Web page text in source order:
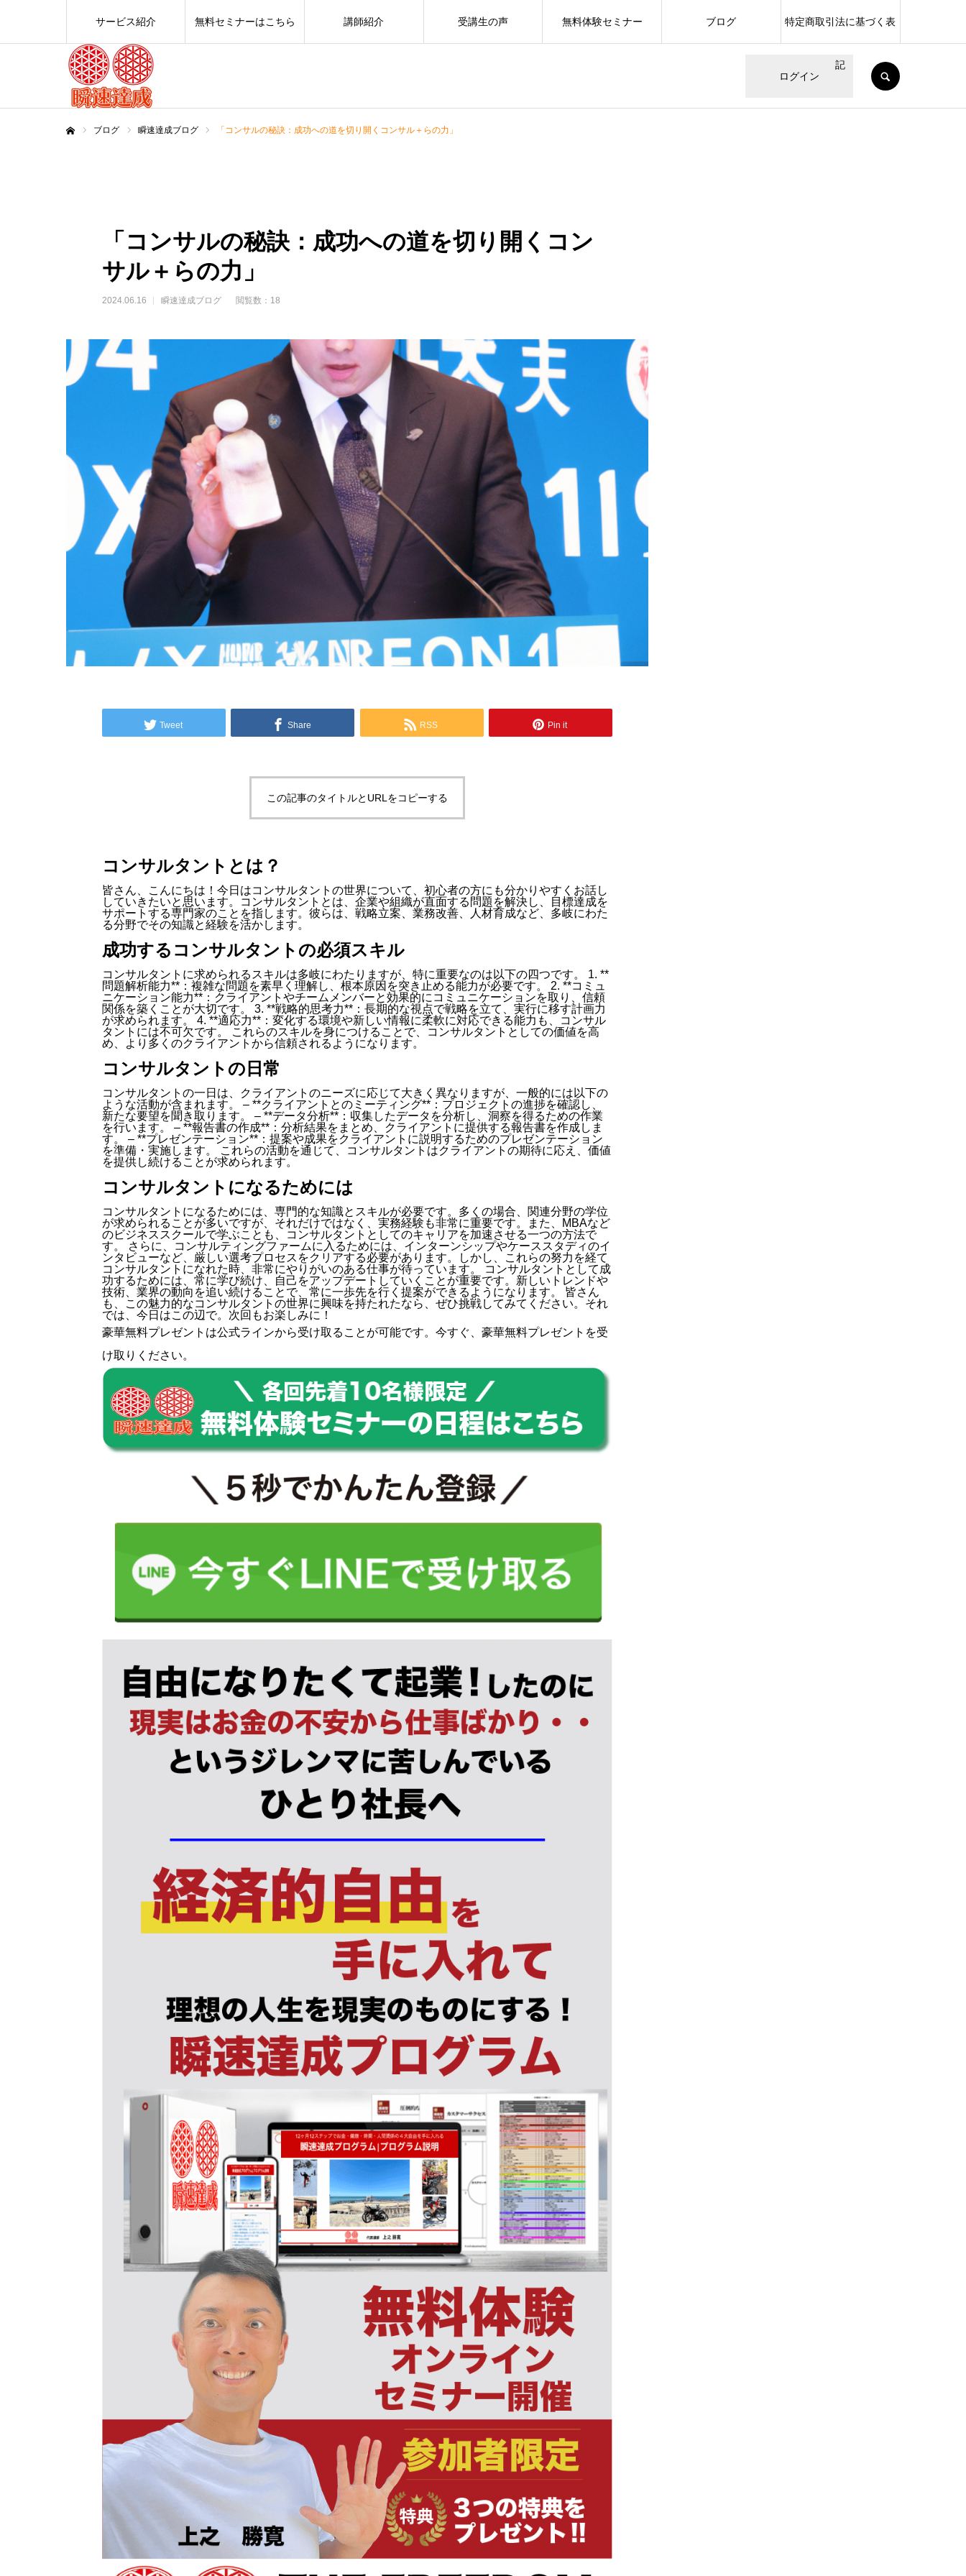
ログイン
サービス紹介 無料セミナーはこちら 講師紹介 受講生の声 無料体験セミナー ブログ 特定商取引法に基づく表
記
ブログ 瞬速達成ブログ 「コンサルの秘訣：成功への道を切り開くコンサル＋らの力」
「コンサルの秘訣：成功への道を切り開くコン
サル＋らの力」
2024.06.16 瞬速達成ブログ 閲覧数：18
Tweet Share RSS Pin it
この記事のタイトルとURLをコピーする
コンサルタントとは？
皆さん、こんにちは！今日はコンサルタントの世界について、初心者の方にも分かりやすくお話し
していきたいと思います。コンサルタントとは、企業や組織が直面する問題を解決し、目標達成を
サポートする専門家のことを指します。彼らは、戦略立案、業務改善、人材育成など、多岐にわた
る分野でその知識と経験を活かします。
成功するコンサルタントの必須スキル
コンサルタントに求められるスキルは多岐にわたりますが、特に重要なのは以下の四つです。 1. **
問題解析能力**：複雑な問題を素早く理解し、根本原因を突き止める能力が必要です。 2. **コミュ
ニケーション能力**：クライアントやチームメンバーと効果的にコミュニケーションを取り、信頼
関係を築くことが大切です。 3. **戦略的思考力**：長期的な視点で戦略を立て、実行に移す計画力
が求められます。 4. **適応力**：変化する環境や新しい情報に柔軟に対応できる能力も、コンサル
タントには不可欠です。 これらのスキルを身につけることで、コンサルタントとしての価値を高
め、より多くのクライアントから信頼されるようになります。
コンサルタントの日常
コンサルタントの一日は、クライアントのニーズに応じて大きく異なりますが、一般的には以下の
ような活動が含まれます。 – **クライアントとのミーティング**：プロジェクトの進捗を確認し、
新たな要望を聞き取ります。 – **データ分析**：収集したデータを分析し、洞察を得るための作業
を行います。 – **報告書の作成**：分析結果をまとめ、クライアントに提供する報告書を作成しま
す。 – **プレゼンテーション**：提案や成果をクライアントに説明するためのプレゼンテーション
を準備・実施します。 これらの活動を通じて、コンサルタントはクライアントの期待に応え、価値
を提供し続けることが求められます。
コンサルタントになるためには
コンサルタントになるためには、専門的な知識とスキルが必要です。多くの場合、関連分野の学位
が求められることが多いですが、それだけではなく、実務経験も非常に重要です。また、MBAなど
のビジネススクールで学ぶことも、コンサルタントとしてのキャリアを加速させる一つの方法で
す。 さらに、コンサルティングファームに入るためには、インターンシップやケーススタディのイ
ンタビューなど、厳しい選考プロセスをクリアする必要があります。しかし、これらの努力を経て
コンサルタントになれた時、非常にやりがいのある仕事が待っています。 コンサルタントとして成
功するためには、常に学び続け、自己をアップデートしていくことが重要です。新しいトレンドや
技術、業界の動向を追い続けることで、常に一歩先を行く提案ができるようになります。 皆さん
も、この魅力的なコンサルタントの世界に興味を持たれたなら、ぜひ挑戦してみてください。それ
では、今日はこの辺で。次回もお楽しみに！
豪華無料プレゼントは公式ラインから受け取ることが可能です。今すぐ、豪華無料プレゼントを受
け取りください。